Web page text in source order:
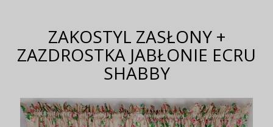
ZAKOSTYL ZASŁONY +
ZAZDROSTKA JABŁONIE ECRU
SHABBY